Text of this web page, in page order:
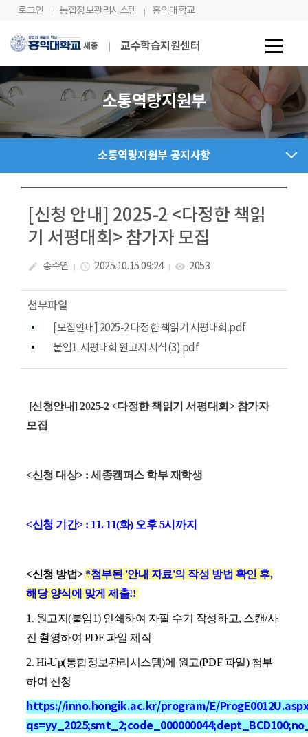
Skip Menu
로그인 통합정보관리시스템 홍익대학교
교수학습지원센터
소통역량지원부
소통역량지원부 공지사항
[신청 안내] 2025-2 <다정한 책읽
기 서평대회> 참가자 모집
create 송주연 access_time 2025.10.15 09:24 visibility 2053
첨부파일
[모집안내] 2025-2 다정한 책읽기 서평대회.pdf
붙임1. 서평대회 원고지 서식(3).pdf
[신청안내] 2025-2 <다정한 책읽기 서평대회> 참가자
모집
<신청 대상> :세종캠퍼스 학부 재학생
<신청 기간> : 11. 11(화) 오후 5시까지
<신청 방법>*첨부된 '안내 자료'의 작성 방법 확인 후,
해당 양식에 맞게 제출!!
1. 원고지(붙임1) 인쇄하여 자필 수기 작성하고, 스캔/사
진 촬영하여 PDF 파일 제작
2. Hi-Up(통합정보관리시스템)에 원고(PDF 파일) 첨부
하여 신청
https://inno.hongik.ac.kr/program/E/